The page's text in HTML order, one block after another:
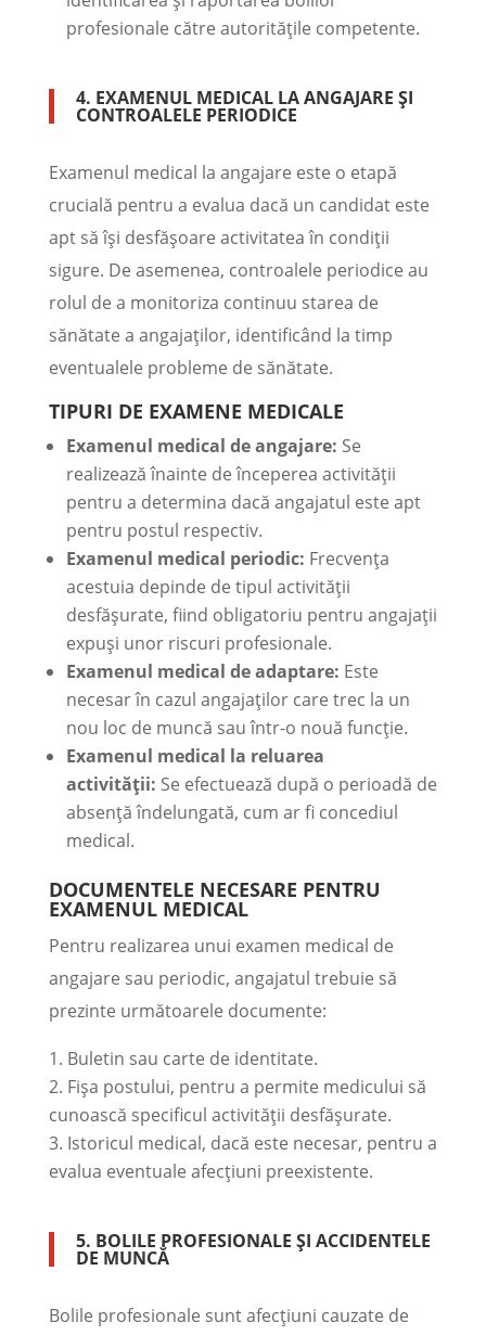
profesionale către autoritățile competente.
4. EXAMENUL MEDICAL LA ANGAJARE ȘI
CONTROALELE PERIODICE
Examenul medical la angajare este o etapă
crucială pentru a evalua dacă un candidat este
apt să își desfășoare activitatea în condiții
sigure. De asemenea, controalele periodice au
rolul de a monitoriza continuu starea de
sănătate a angajaților, identificând la timp
eventualele probleme de sănătate.
TIPURI DE EXAMENE MEDICALE
Examenul medical de angajare: Se
realizează înainte de începerea activității
pentru a determina dacă angajatul este apt
pentru postul respectiv.
Examenul medical periodic: Frecvența
acestuia depinde de tipul activității
desfășurate, fiind obligatoriu pentru angajații
expuși unor riscuri profesionale.
Examenul medical de adaptare: Este
necesar în cazul angajaților care trec la un
nou loc de muncă sau într-o nouă funcție.
Examenul medical la reluarea
activității: Se efectuează după o perioadă de
absență îndelungată, cum ar fi concediul
medical.
DOCUMENTELE NECESARE PENTRU
EXAMENUL MEDICAL
Pentru realizarea unui examen medical de
angajare sau periodic, angajatul trebuie să
prezinte următoarele documente:
Buletin sau carte de identitate.
Fişa postului, pentru a permite medicului să
cunoască specificul activității desfășurate.
Istoricul medical, dacă este necesar, pentru a
evalua eventuale afecțiuni preexistente.
5. BOLILE PROFESIONALE ȘI ACCIDENTELE
DE MUNCĂ
Bolile profesionale sunt afecțiuni cauzate de